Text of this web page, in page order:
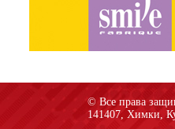
© Все права
141407, Химки,